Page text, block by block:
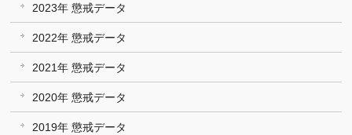
2023年 懲戒データ
2022年 懲戒データ
2021年 懲戒データ
2020年 懲戒データ
2019年 懲戒データ